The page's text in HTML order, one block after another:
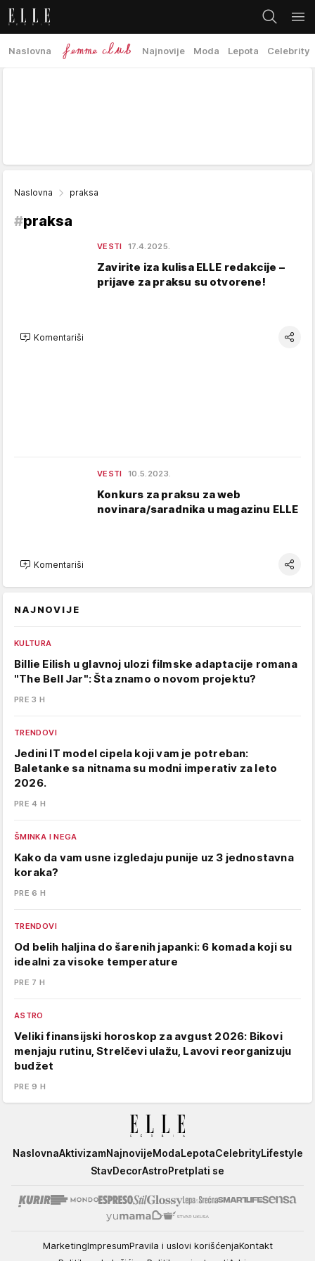
Naslovna Najnovije Moda Lepota Celebrity
Naslovna praksa
#praksa
VESTI 17.4.2025.
Zavirite iza kulisa ELLE redakcije –
prijave za praksu su otvorene!
Komentariši
VESTI 10.5.2023.
Konkurs za praksu za web
novinara/saradnika u magazinu ELLE
Komentariši
NAJNOVIJE
KULTURA
Billie Eilish u glavnoj ulozi filmske adaptacije romana
"The Bell Jar": Šta znamo o novom projektu?
PRE 3 H
TRENDOVI
Jedini IT model cipela koji vam je potreban:
Baletanke sa nitnama su modni imperativ za leto
2026.
PRE 4 H
ŠMINKA I NEGA
Kako da vam usne izgledaju punije uz 3 jednostavna
koraka?
PRE 6 H
TRENDOVI
Od belih haljina do šarenih japanki: 6 komada koji su
idealni za visoke temperature
PRE 7 H
ASTRO
Veliki finansijski horoskop za avgust 2026: Bikovi
menjaju rutinu, Strelčevi ulažu, Lavovi reorganizuju
budžet
PRE 9 H
Elle
NaslovnaAktivizamNajnovijeModaLepotaCelebrityLifestyle
StavDecorAstroPretplati se
MarketingImpresumPravila i uslovi korišćenjaKontakt